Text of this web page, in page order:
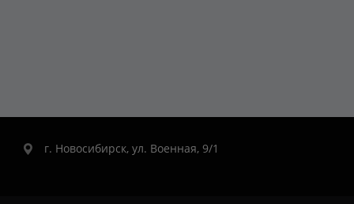
г. Новосибирск, ул. Военная, 9/1